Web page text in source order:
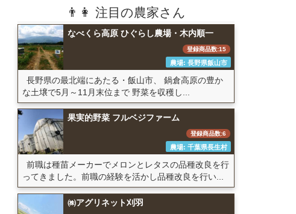
👨👩 注目の農家さん
なべくら高原 ひぐらし農場・木内順一
登録商品数:15
農場: 長野県飯山市
長野県の最北端にあたる・飯山市、 鍋倉高原の豊か
な土壌で5月～11月末位まで 野菜を収穫し...
果実的野菜 フルベジファーム
登録商品数:6
農場: 千葉県長生村
前職は種苗メーカーでメロンとレタスの品種改良を行
ってきました。前職の経験を活かし品種改良を行い...
㈱アグリネット刈羽